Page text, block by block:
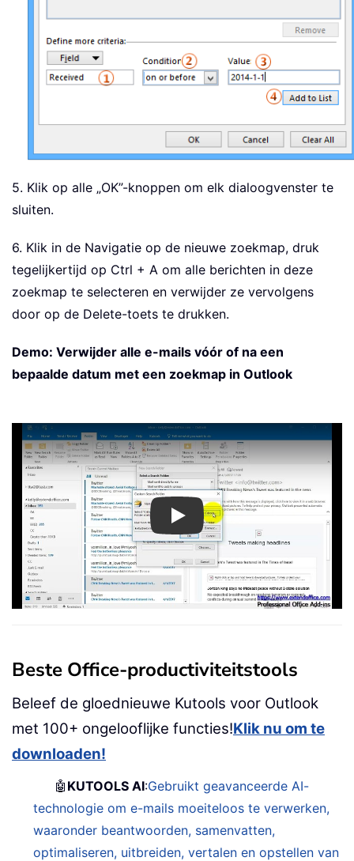
5. Klik op alle „OK”-knoppen om elk dialoogvenster te
sluiten.
6. Klik in de Navigatie op de nieuwe zoekmap, druk
tegelijkertijd op Ctrl + A om alle berichten in deze
zoekmap te selecteren en verwijder ze vervolgens
door op de Delete-toets te drukken.
Demo: Verwijder alle e-mails vóór of na een
bepaalde datum met een zoekmap in Outlook
Play
Beste Office-productiviteitstools
Beleef de gloednieuwe Kutools voor Outlook
met 100+ ongelooflijke functies!Klik nu om te
downloaden!
🤖 KUTOOLS AI:Gebruikt geavanceerde AI-
technologie om e-mails moeiteloos te verwerken,
waaronder beantwoorden, samenvatten,
optimaliseren, uitbreiden, vertalen en opstellen van